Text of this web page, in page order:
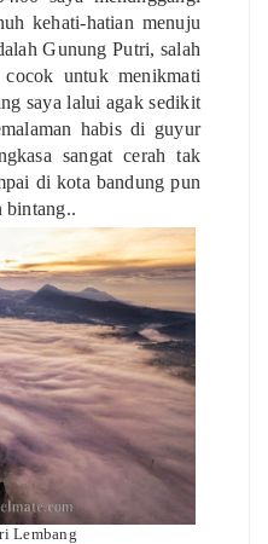
kehati-hatian menuju
Gunung Putri, salah
untuk menikmati
saya lalui agak sedikit
habis di guyur
sangat cerah tak
di kota bandung pun
bintang..
Lembang